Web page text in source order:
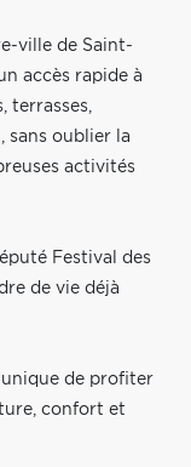
ville de Saint-
accès rapide à
terrasses,
sans oublier la
activités
Festival des
de vie déjà
de profiter
confort et